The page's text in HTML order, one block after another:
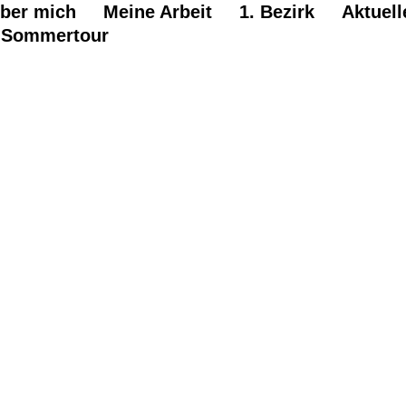
mich Meine Arbeit 1. Bezirk
Sommertour